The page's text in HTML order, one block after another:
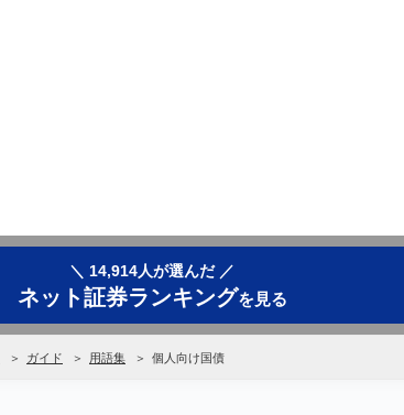
＼ 14,914人が選んだ ／
ネット証券ランキングを見る
ガイド 用語集 個人向け国債